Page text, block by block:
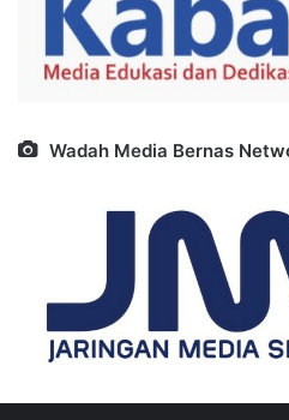
Wadah Media Bernas